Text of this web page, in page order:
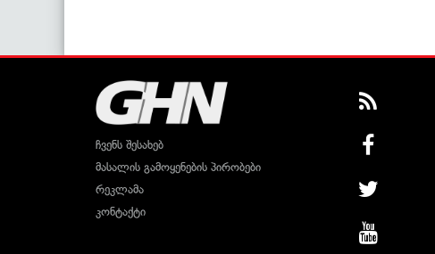
ჩვენს შესახებ
მასალის გამოყენების პირობები
რეკლამა
კონტაქტი